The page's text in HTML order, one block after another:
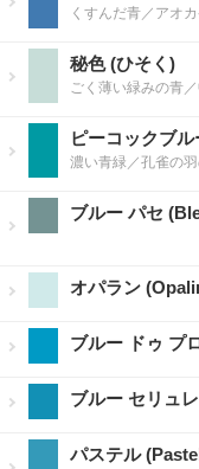
くすんだ青／アオ
秘色 (ひそく)
ごく薄い緑みの青
ピーコックブ
濃い青緑／孔雀の
ブルー パセ
オパラン
ブルー ドゥ プ
ブルー セリュ
パステル